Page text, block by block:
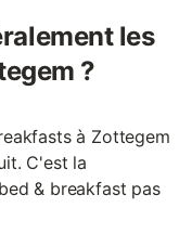
les
?
à Zottegem
C'est la
& breakfast pas